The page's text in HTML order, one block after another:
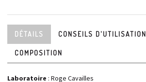
DÉTAILS CONSEILS D'UTILISATION
COMPOSITION
Laboratoire : Roge Cavailles